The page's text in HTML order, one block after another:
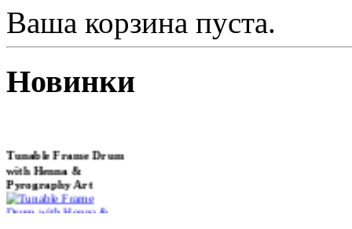
Ваша корзина пуста.
Новинки
with Henna &
Pyrography Art